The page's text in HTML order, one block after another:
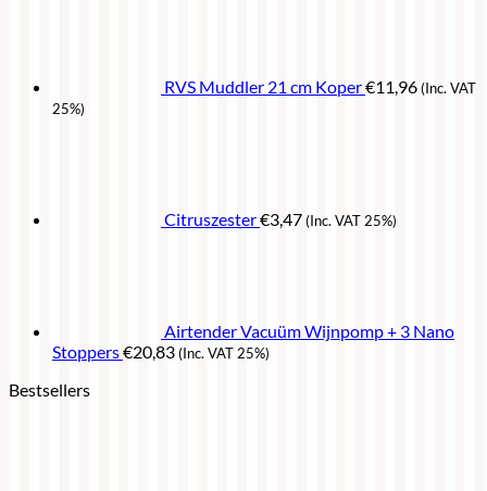
RVS Muddler 21 cm Koper€11,96(Inc. VAT
25%)
Citruszester€3,47(Inc. VAT 25%)
Airtender Vacuüm Wijnpomp + 3 Nano
Stoppers€20,83(Inc. VAT 25%)
Bestsellers